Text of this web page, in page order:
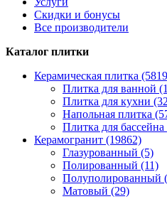
Скидки и бонусы
Все производители
Каталог плитки
Керамическая плитка
Плитка для ванной
Плитка для кухни
Напольная плитка
Плитка для бассейна
Керамогранит (19862)
Глазурованный (5)
Полированный (11)
Полуполированный
Матовый (29)